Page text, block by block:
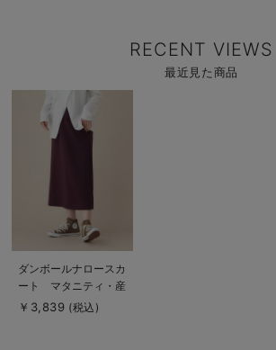
RECENT VIEWS
最近見た商品
商
商
品
詳
を
ダンボールナロースカ
ート マタニティ・産
後【出産後も長く使え
￥3,839 (税込)